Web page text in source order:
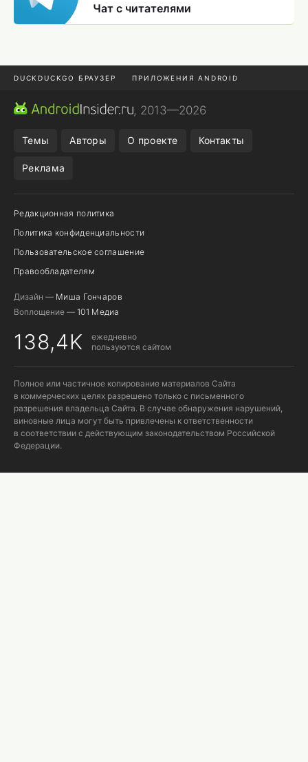
Чат с читателями
DUCKDUCKGO БРАУЗЕР ПРИЛОЖЕНИЯ ANDROID
CHROME БРАУЗЕР
, 2013—2026
Темы Авторы О проекте Контакты
Реклама
Редакционная политика
Политика конфиденциальности
Пользовательское соглашение
Правообладателям
Дизайн — Миша Гончаров
Воплощение — 101 Медиа
138,4K
ежедневно
пользуются сайтом
Полное или частичное копирование материалов Сайта
в коммерческих целях разрешено только с письменного
разрешения владельца Сайта. В случае обнаружения нарушений,
виновные лица могут быть привлечены к ответственности
в соответствии с действующим законодательством Российской
Федерации.